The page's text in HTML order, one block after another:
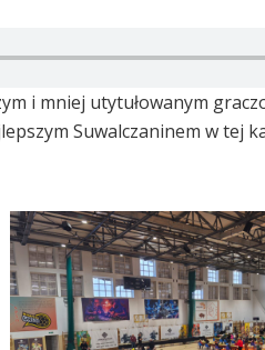
i mniej utytułowanym
Suwalczaninem w tej